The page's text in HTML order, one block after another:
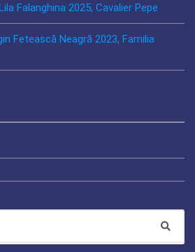
Falanghina 2025, Cavalier Pepe
Fetească Neagră 2023, Familia